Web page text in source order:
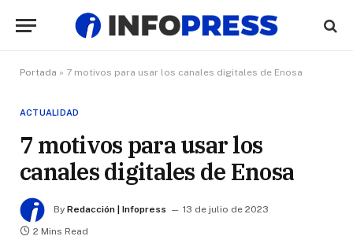
Portada » 7 motivos para usar los canales digitales de Enosa
ACTUALIDAD
7 motivos para usar los
canales digitales de Enosa
By Redacción | Infopress
13 de julio de 2023
2 Mins Read